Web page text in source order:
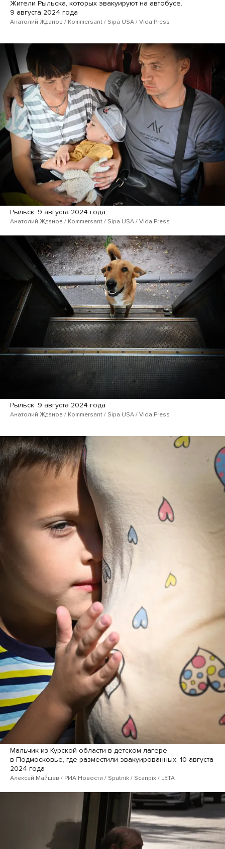
Жители Рыльска, которых эвакуируют на автобусе.
9 августа 2024 года
Анатолий Жданов / Kommersant / Sipa USA / Vida Press
Рыльск. 9 августа 2024 года
Анатолий Жданов / Kommersant / Sipa USA / Vida Press
Рыльск. 9 августа 2024 года
Анатолий Жданов / Kommersant / Sipa USA / Vida Press
Мальчик из Курской области в детском лагере
в Подмосковье, где разместили эвакуированных. 10 августа
2024 года
Алексей Майшев / РИА Новости / Sputnik / Scanpix / LETA